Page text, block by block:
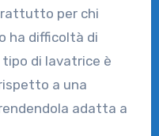
per chi
ha difficoltà di
di lavatrice è
a una
adatta a